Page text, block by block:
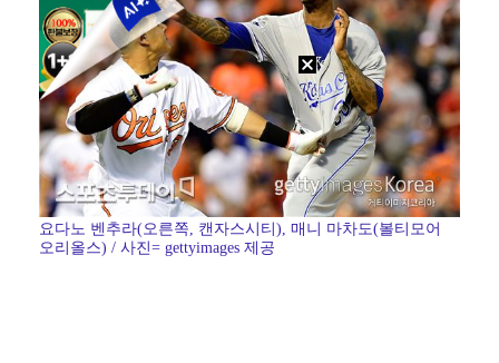
[ST포토] 필릭스, 여자보다 예쁜 남자
[ST포토] 스트레이 키즈 한, '수트 입고 멋있게'
[ST포토] 스트레이 키즈 현진, '스테이 안녕~'
요다노 벤추라(오른쪽, 캔자스시티), 매니 마차도(볼티모어
오리올스) / 사진= gettyimages 제공